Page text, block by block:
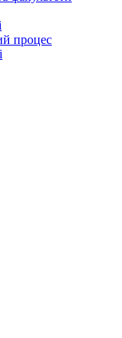
процес